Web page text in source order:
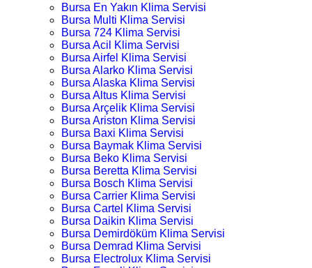
Bursa En Yakın Klima Servisi
Bursa Multi Klima Servisi
Bursa 724 Klima Servisi
Bursa Acil Klima Servisi
Bursa Airfel Klima Servisi
Bursa Alarko Klima Servisi
Bursa Alaska Klima Servisi
Bursa Altus Klima Servisi
Bursa Arçelik Klima Servisi
Bursa Ariston Klima Servisi
Bursa Baxi Klima Servisi
Bursa Baymak Klima Servisi
Bursa Beko Klima Servisi
Bursa Beretta Klima Servisi
Bursa Bosch Klima Servisi
Bursa Carrier Klima Servisi
Bursa Cartel Klima Servisi
Bursa Daikin Klima Servisi
Bursa Demirdöküm Klima Servisi
Bursa Demrad Klima Servisi
Bursa Electrolux Klima Servisi